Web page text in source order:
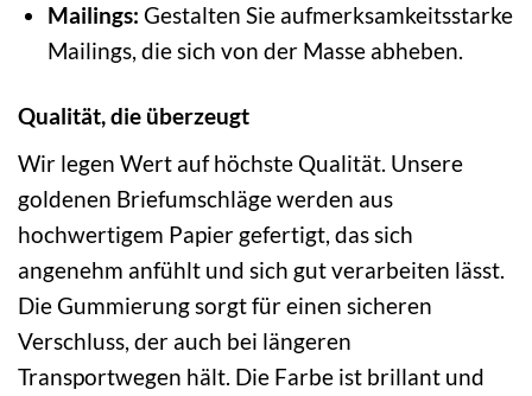
Mailings: Gestalten Sie aufmerksamkeitsstarke
Mailings, die sich von der Masse abheben.
Qualität, die überzeugt
Wir legen Wert auf höchste Qualität. Unsere
goldenen Briefumschläge werden aus
hochwertigem Papier gefertigt, das sich
angenehm anfühlt und sich gut verarbeiten lässt.
Die Gummierung sorgt für einen sicheren
Verschluss, der auch bei längeren
Transportwegen hält. Die Farbe ist brillant und